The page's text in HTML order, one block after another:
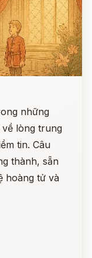
những
lòng trung
tin. Câu
thành, sẵn
hoàng tử và